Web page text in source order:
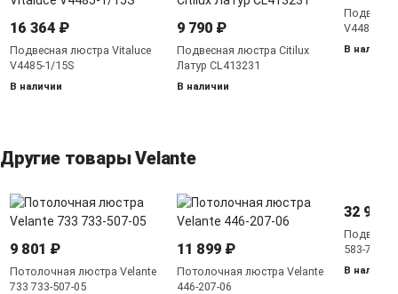
16 364 ₽
Подвесная люстра Vitaluce
V4485-1/15S
В наличии
9 790 ₽
Подвесная люстра Citilux
Латур CL413231
В наличии
V4484-1/
В наличии
Другие товары Velante
9 801 ₽
Потолочная люстра Velante
733 733-507-05
11 899 ₽
Потолочная люстра Velante
446-207-06
32 919
583-703-03
В наличии